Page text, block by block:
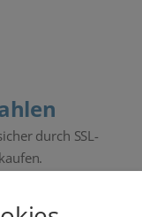
durch SSL-